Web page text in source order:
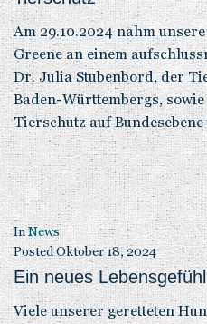
Am 29.10.2024 nahm
Greene an einem
Dr. Julia Stubenbord, der
Baden-Württembergs,
Tierschutz auf
InNews
PostedOktober 18, 2024
Ein neues Lebensgefühl
Viele unserer geretteten